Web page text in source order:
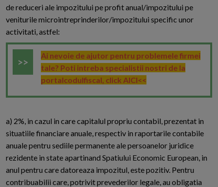
de reduceri ale impozitului pe profit anual/impozitului pe
veniturile microintreprinderilor/impozitului specific unor
activitati, astfel:
Ai nevoie de ajutor pentru problemele firmei
tale? Poti intreba specialistii nostri de la
portalcodulfiscal, click AICI<<
a) 2%, in cazul in care capitalul propriu contabil, prezentat in
situatiile financiare anuale, respectiv in raportarile contabile
anuale pentru sediile permanente ale persoanelor juridice
rezidente in state apartinand Spatiului Economic European, in
anul pentru care datoreaza impozitul, este pozitiv. Pentru
contribuabilii care, potrivit prevederilor legale, au obligatia